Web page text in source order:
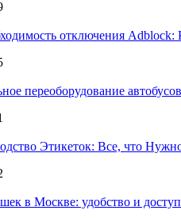
отключения Adblock:
переоборудование автобусов
Этикеток: Все, что
в Москве: удобство и